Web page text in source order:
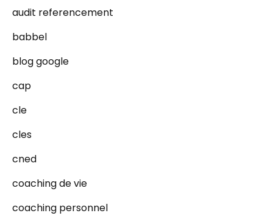
audit referencement
babbel
blog google
cap
cle
cles
cned
coaching de vie
coaching personnel